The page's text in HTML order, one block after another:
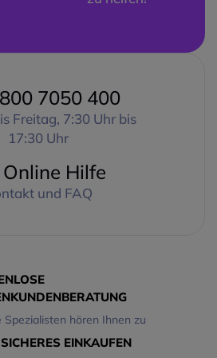
die
ohne
7050 400
Freitag, 7:30 Uhr bis
17:30 Uhr
Online Hilfe
und FAQ
Spezialisten hören Ihnen zu
EINKAUFEN